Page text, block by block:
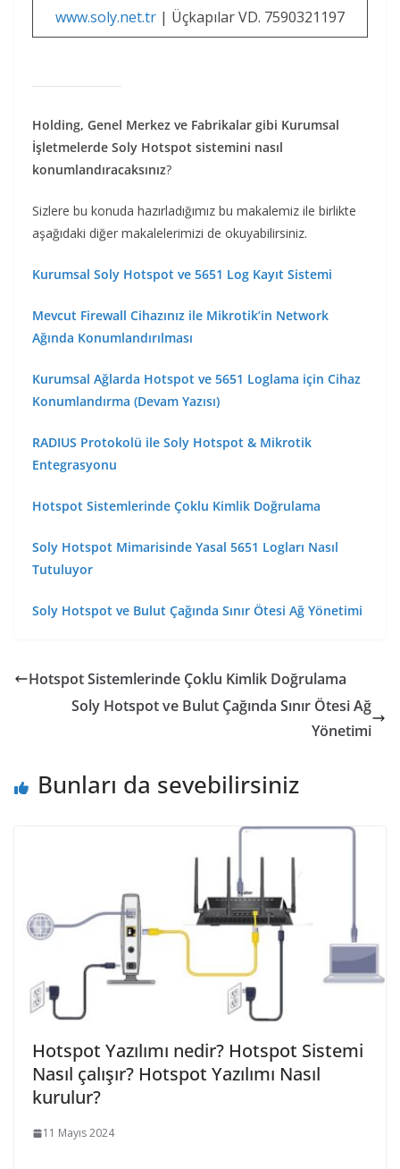
www.soly.net.tr | Üçkapılar VD. 7590321197
Holding, Genel Merkez ve Fabrikalar gibi Kurumsal
İşletmelerde Soly Hotspot sistemini nasıl
konumlandıracaksınız?
Sizlere bu konuda hazırladığımız bu makalemiz ile birlikte
aşağıdaki diğer makalelerimizi de okuyabilirsiniz.
Kurumsal Soly Hotspot ve 5651 Log Kayıt Sistemi
Mevcut Firewall Cihazınız ile Mikrotik’in Network
Ağında Konumlandırılması
Kurumsal Ağlarda Hotspot ve 5651 Loglama için Cihaz
Konumlandırma (Devam Yazısı)
RADIUS Protokolü ile Soly Hotspot & Mikrotik
Entegrasyonu
Hotspot Sistemlerinde Çoklu Kimlik Doğrulama
Soly Hotspot Mimarisinde Yasal 5651 Logları Nasıl
Tutuluyor
Soly Hotspot ve Bulut Çağında Sınır Ötesi Ağ Yönetimi
Hotspot Sistemlerinde Çoklu Kimlik Doğrulama
Soly Hotspot ve Bulut Çağında Sınır Ötesi Ağ
Yönetimi
Bunları da sevebilirsiniz
Hotspot Yazılımı nedir? Hotspot Sistemi
Nasıl çalışır? Hotspot Yazılımı Nasıl
kurulur?
11 Mayıs 2024